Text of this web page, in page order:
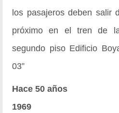
los pasajeros deben salir
próximo en el tren de
segundo piso Edificio
03”
Hace 50 años
1969